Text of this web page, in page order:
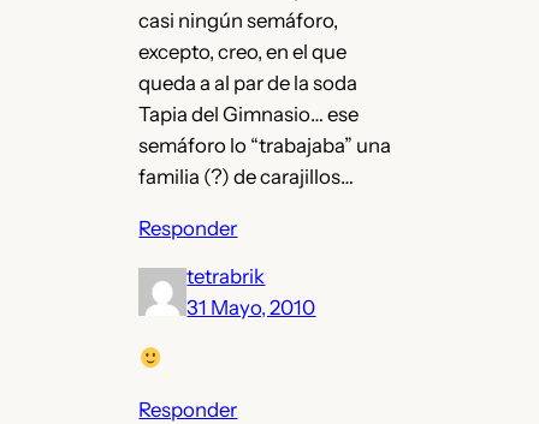
casi ningún semáforo,
excepto, creo, en el que
queda a al par de la soda
Tapia del Gimnasio… ese
semáforo lo “trabajaba” una
familia (?) de carajillos…
Responder
tetrabrik
31 Mayo, 2010
Responder